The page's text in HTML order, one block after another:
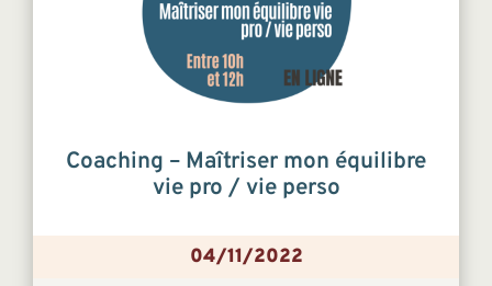
Coaching – Maîtriser mon équilibre
vie pro / vie perso
04/11/2022